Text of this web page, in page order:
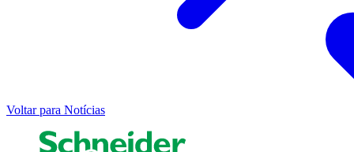
Voltar para Notícias